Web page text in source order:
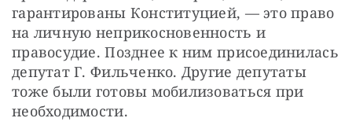
гарантированы Конституцией, — это право
на личную неприкосновенность и
правосудие. Позднее к ним присоединилась
депутат Г. Фильченко. Другие депутаты
тоже были готовы мобилизоваться при
необходимости.